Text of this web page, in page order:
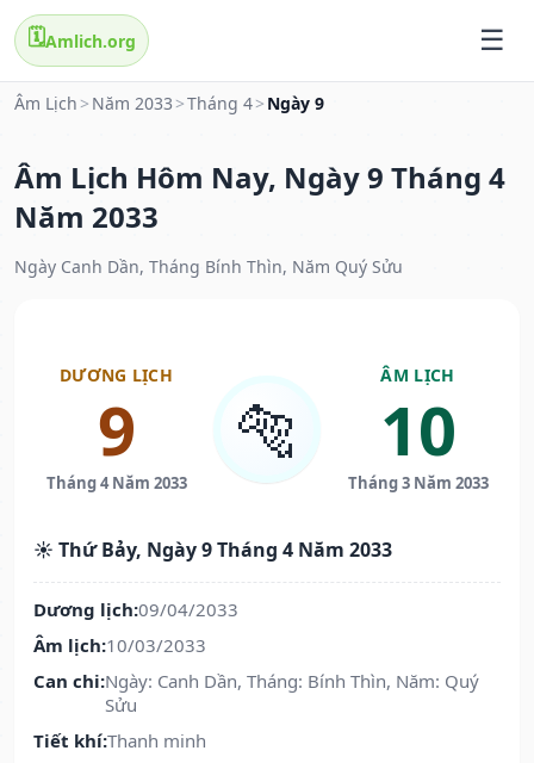
🗓️Amlich.org
Âm Lịch > Năm 2033 >Tháng 4> Ngày 9
Âm Lịch Hôm Nay, Ngày 9 Tháng 4
Năm 2033
Ngày Canh Dần, Tháng Bính Thìn, Năm Quý Sửu
DƯƠNG LỊCH
9
Tháng 4 Năm 2033
🐅
ÂM LỊCH
10
Tháng 3 Năm 2033
☀️ Thứ Bảy, Ngày 9 Tháng 4 Năm 2033
Dương lịch:09/04/2033
Âm lịch:10/03/2033
Can chi:Ngày: Canh Dần, Tháng: Bính Thìn, Năm: Quý
Sửu
Tiết khí:Thanh minh